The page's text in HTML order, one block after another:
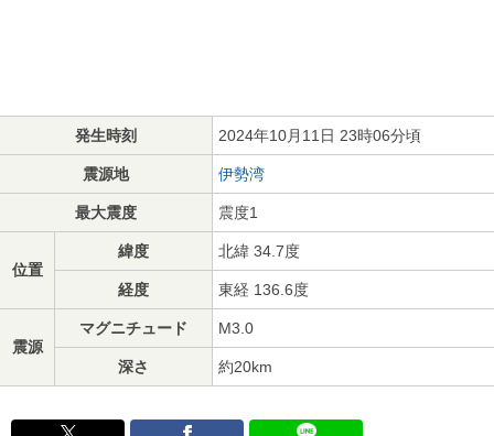
発生時刻 2024年10月11日 23時06分頃
震源地 伊勢湾
最大震度 震度1
位置
緯度 北緯 34.7度
経度 東経 136.6度
震源
マグニチュード M3.0
深さ 約20km